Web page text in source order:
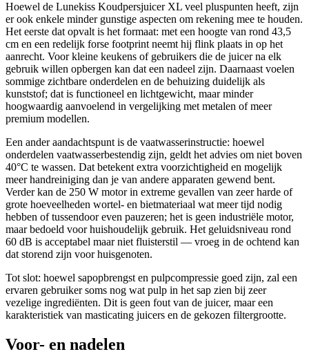
Hoewel de Lunekiss Koudpersjuicer XL veel pluspunten heeft, zijn
er ook enkele minder gunstige aspecten om rekening mee te houden.
Het eerste dat opvalt is het formaat: met een hoogte van rond 43,5
cm en een redelijk forse footprint neemt hij flink plaats in op het
aanrecht. Voor kleine keukens of gebruikers die de juicer na elk
gebruik willen opbergen kan dat een nadeel zijn. Daarnaast voelen
sommige zichtbare onderdelen en de behuizing duidelijk als
kunststof; dat is functioneel en lichtgewicht, maar minder
hoogwaardig aanvoelend in vergelijking met metalen of meer
premium modellen.
Een ander aandachtspunt is de vaatwasserinstructie: hoewel
onderdelen vaatwasserbestendig zijn, geldt het advies om niet boven
40°C te wassen. Dat betekent extra voorzichtigheid en mogelijk
meer handreiniging dan je van andere apparaten gewend bent.
Verder kan de 250 W motor in extreme gevallen van zeer harde of
grote hoeveelheden wortel- en bietmateriaal wat meer tijd nodig
hebben of tussendoor even pauzeren; het is geen industriële motor,
maar bedoeld voor huishoudelijk gebruik. Het geluidsniveau rond
60 dB is acceptabel maar niet fluisterstil — vroeg in de ochtend kan
dat storend zijn voor huisgenoten.
Tot slot: hoewel sapopbrengst en pulpcompressie goed zijn, zal een
ervaren gebruiker soms nog wat pulp in het sap zien bij zeer
vezelige ingrediënten. Dit is geen fout van de juicer, maar een
karakteristiek van masticating juicers en de gekozen filtergrootte.
Voor- en nadelen